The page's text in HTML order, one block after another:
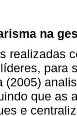
na
realizadas
para
(2005)
que as
e